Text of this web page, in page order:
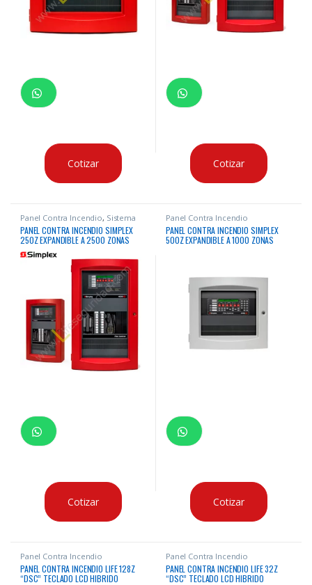
Cotizar Cotizar
Panel Contra Incendio, Sistema
Contra Incendio
PANEL CONTRA INCENDIO SIMPLEX
250Z EXPANDIBLE A 2500 ZONAS
DIRECCIONABLE IDNAC
Cotizar
Panel Contra Incendio
PANEL CONTRA INCENDIO SIMPLEX
500Z EXPANDIBLE A 1000 ZONAS
Cotizar
Panel Contra Incendio
PANEL CONTRA INCENDIO LIFE 128Z
“DSC” TECLADO LCD HIBRIDO
Panel Contra Incendio
PANEL CONTRA INCENDIO LIFE 32Z
“DSC” TECLADO LCD HIBRIDO